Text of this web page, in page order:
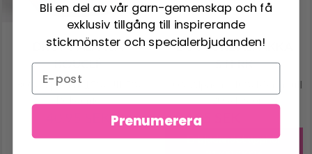
DROPS ALPACA
BOUCLÉ
80% Alpacka, 15% Ull, 5%
Polyamid
DU STORE ALPAKKA
STERK
40% Alpaca / 40% Merinoull
/ 20% Nylon
94.95 SEK
Erbjudandet upphör
Bli en del av vår garn-gemenskap och få
exklusiv tillgång till inspirerande
stickmönster och specialerbjudanden!
Prenumerera